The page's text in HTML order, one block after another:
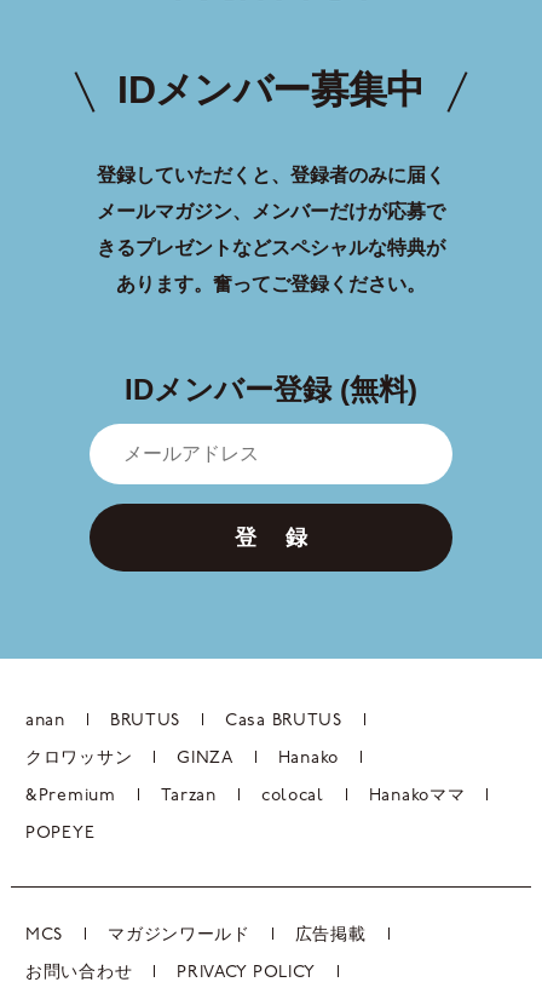
IDメンバー募集中
登録していただくと、登録者のみに届く
メールマガジン、メンバーだけが応募で
きるプレゼントなどスペシャルな特典が
あります。 奮ってご登録ください。
IDメンバー登録 (無料)
登 録
anan BRUTUS Casa BRUTUS
クロワッサン GINZA Hanako
&Premium Tarzan colocal Hanakoママ
POPEYE
MCS マガジンワールド 広告掲載
お問い合わせ PRIVACY POLICY